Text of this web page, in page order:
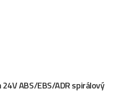
ABS/EBS/ADR spirálový